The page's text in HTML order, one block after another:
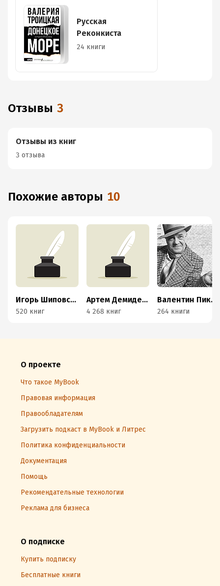
Русская
Реконкиста
24 книги
Отзывы 3
Отзывы из книг
3 отзыва
Похожие авторы 10
Игорь Шиповских
520 книг
Артем Демиденко
4 268 книг
Валентин Пикуль
264 книги
О проекте
Что такое MyBook
Правовая информация
Правообладателям
Загрузить подкаст в MyBook и Литрес
Политика конфиденциальности
Документация
Помощь
Рекомендательные технологии
Реклама для бизнеса
О подписке
Купить подписку
Бесплатные книги